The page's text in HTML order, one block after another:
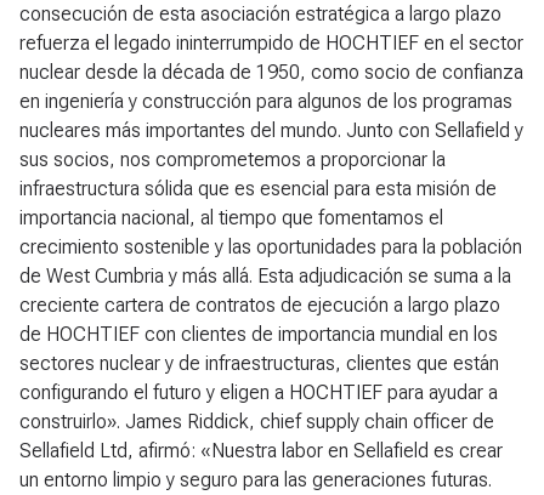
consecución de esta asociación estratégica a largo plazo
refuerza el legado ininterrumpido de HOCHTIEF en el sector
nuclear desde la década de 1950, como socio de confianza
en ingeniería y construcción para algunos de los programas
nucleares más importantes del mundo. Junto con Sellafield y
sus socios, nos comprometemos a proporcionar la
infraestructura sólida que es esencial para esta misión de
importancia nacional, al tiempo que fomentamos el
crecimiento sostenible y las oportunidades para la población
de West Cumbria y más allá. Esta adjudicación se suma a la
creciente cartera de contratos de ejecución a largo plazo
de HOCHTIEF con clientes de importancia mundial en los
sectores nuclear y de infraestructuras, clientes que están
configurando el futuro y eligen a HOCHTIEF para ayudar a
construirlo». James Riddick, chief supply chain officer de
Sellafield Ltd, afirmó: «Nuestra labor en Sellafield es crear
un entorno limpio y seguro para las generaciones futuras.